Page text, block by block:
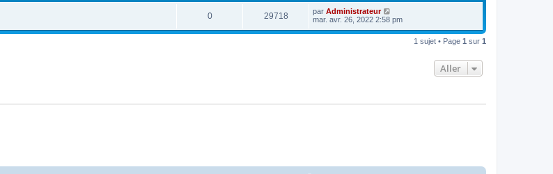
0 29718 par Administrateur
mar. avr. 26, 2022 2:58 pm
1 sujet • Page 1 sur 1
Aller